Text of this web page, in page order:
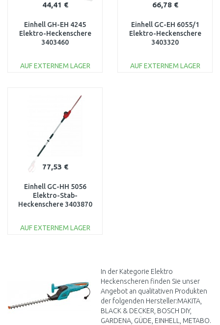
44,41 €
Einhell GH-EH 4245
Elektro-Heckenschere
3403460
AUF EXTERNEM LAGER
Vergleichen
66,78 €
Einhell GC-EH 6055/1
Elektro-Heckenschere
3403320
AUF EXTERNEM LAGER
77,53 €
Einhell GC-HH 5056
Elektro-Stab-
Heckenschere 3403870
AUF EXTERNEM LAGER
In der Kategorie Elektro
Heckenscheren finden Sie unser
Angebot an qualitativen Produkten
der folgenden Hersteller:MAKITA,
BLACK & DECKER, BOSCH DIY,
GARDENA, GÜDE, EINHELL, METABO.